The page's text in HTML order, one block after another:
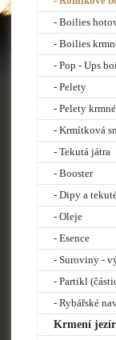
- Boilies
- Boilies
- Pop - Ups
- Pelety
- Pelety krmné
- Krmítková
- Tekutá játra
- Booster
- Dipy a
- Oleje
- Esence
- Suroviny -
- Partikl
- Rybářské
Krmení